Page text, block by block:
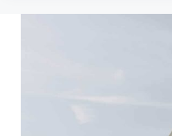
Suche